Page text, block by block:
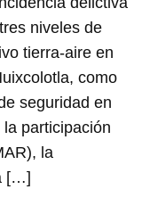
niveles de
tierra-aire en
como
seguridad en
participación
la
[…]